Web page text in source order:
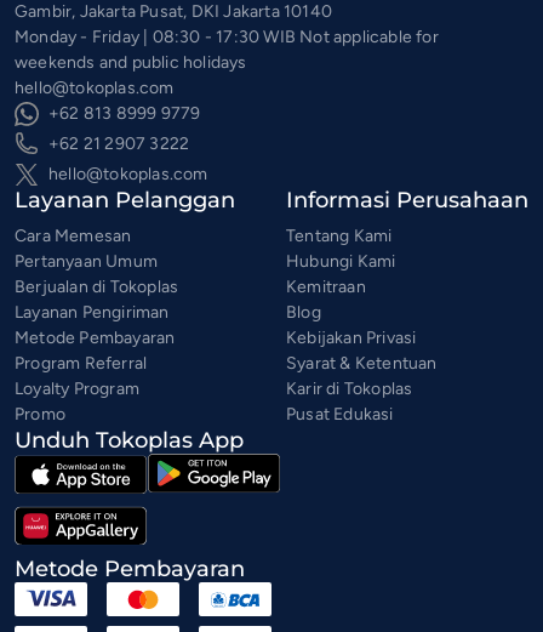
Gambir, Jakarta Pusat, DKI Jakarta 10140
Monday - Friday | 08:30 - 17:30 WIB Not applicable for
weekends and public holidays
hello@tokoplas.com
+62 813 8999 9779
+62 21 2907 3222
hello@tokoplas.com
Layanan Pelanggan
Cara Memesan
Pertanyaan Umum
Berjualan di Tokoplas
Layanan Pengiriman
Metode Pembayaran
Program Referral
Loyalty Program
Promo
Informasi Perusahaan
Tentang Kami
Hubungi Kami
Kemitraan
Blog
Kebijakan Privasi
Syarat & Ketentuan
Karir di Tokoplas
Pusat Edukasi
Unduh Tokoplas App
Metode Pembayaran